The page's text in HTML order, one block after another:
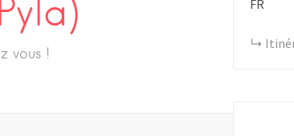
vous !
FR